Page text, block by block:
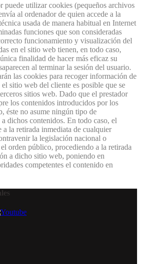
puede utilizar cookies (pequeños archivos
al ordenador de quien accede a la
usada de manera habitual en Internet
funciones que son consideradas
funcionamiento y visualización del
en el sitio web tienen, en todo caso,
finalidad de hacer más eficaz su
al terminar la sesión del usuario.
las cookies para recoger información de
sitio web del cliente es posible que se
sitios web. Dado que el prestador
los contenidos introducidos por los
éste no asume ningún tipo de
dichos contenidos. En todo caso, el
a la retirada inmediata de cualquier
la legislación nacional o
orden público, procediendo a la retirada
a dicho sitio web, poniendo en
competentes el contenido en